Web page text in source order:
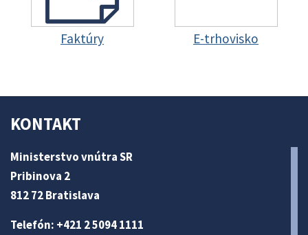
Faktúry E-trhovisko
KONTAKT
Ministerstvo vnútra SR
Pribinova 2
812 72 Bratislava
Telefón: +421 2 5094 1111